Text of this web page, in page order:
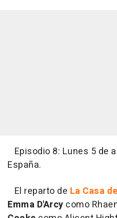
Episodio 8: Lunes 5 de
España.
El reparto de La Casa
Emma D'Arcy como